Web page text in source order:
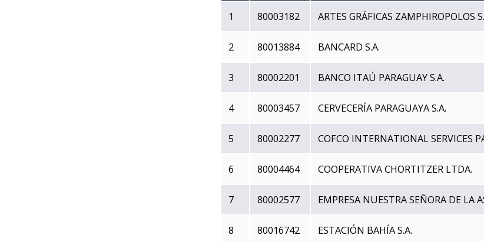
1 80003182 ARTES GRÁFICAS ZAMPHIROPOLOS
2 80013884 BANCARD S.A.
3 80002201 BANCO ITAÚ PARAGUAY S.A.
4 80003457 CERVECERÍA PARAGUAYA S.A.
5 80002277 COFCO INTERNATIONAL SERVICES
6 80004464 COOPERATIVA CHORTITZER LTDA.
7 80002577 EMPRESA NUESTRA SEÑORA DE LA
8 80016742 ESTACIÓN BAHÍA S.A.